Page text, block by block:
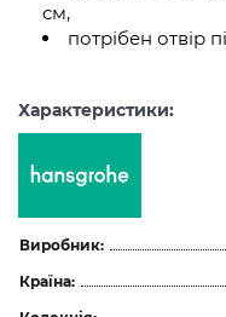
см,
потрібен отвір
Характеристики:
Виробник:
Країна: